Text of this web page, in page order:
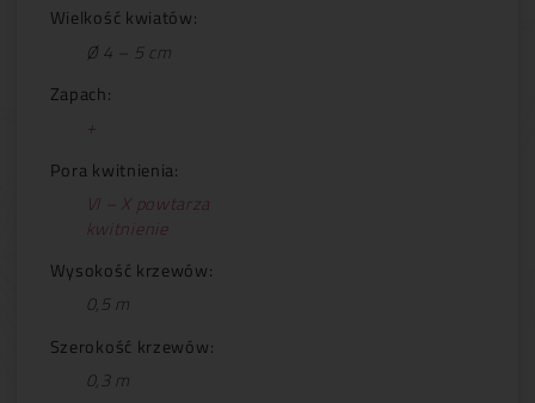
Wielkość kwiatów:
Ø 4 – 5 cm
Zapach:
+
Pora kwitnienia:
VI – X powtarza
kwitnienie
Wysokość krzewów:
0,5 m
Szerokość krzewów:
0,3 m